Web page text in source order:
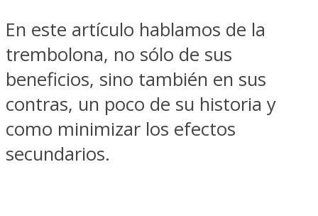
En este artículo hablamos de la
trembolona, no sólo de sus
beneficios, sino también en sus
contras, un poco de su historia y
como minimizar los efectos
secundarios.